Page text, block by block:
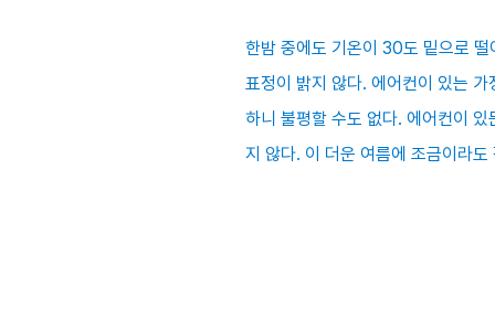
한밤 중에도 기온이 30도 밑으로
표정이 밝지 않다. 에어컨이 있는
하니 불평할 수도 없다. 에어컨이
지 않다. 이 더운 여름에 조금이라